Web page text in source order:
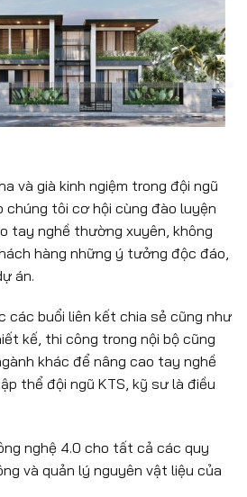
và già kinh ngiệm trong đội ngũ
chúng tôi cơ hội cùng đào luyện
tay nghề thường xuyên, không
hàng những ý tưởng độc đáo,
án.
các buổi liên kết chia sẻ cũng như
kế, thi công trong nội bộ cũng
khác để nâng cao tay nghề
thể đội ngũ KTS, kỹ sư là điều
nghệ 4.0 cho tất cả các quy
và quản lý nguyên vật liệu của